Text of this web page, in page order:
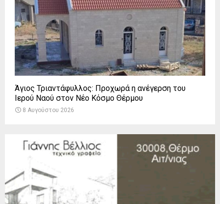
Άγιος Τριαντάφυλλος: Προχωρά η ανέγερση του
Ιερού Ναού στον Νέο Κόσμο Θέρμου
8 Αυγούστου 2026